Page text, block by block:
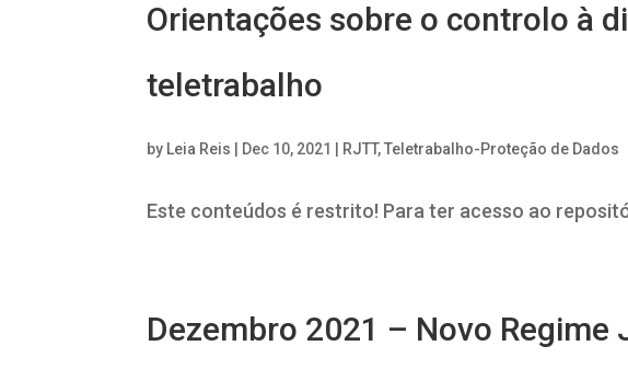
Orientações sobre o controlo à
teletrabalho
by Leia Reis Dec 10, 2021 RJTT,Teletrabalho-Proteção de Dados
Este conteúdos é restrito! Para ter acesso ao
Dezembro 2021 – Novo